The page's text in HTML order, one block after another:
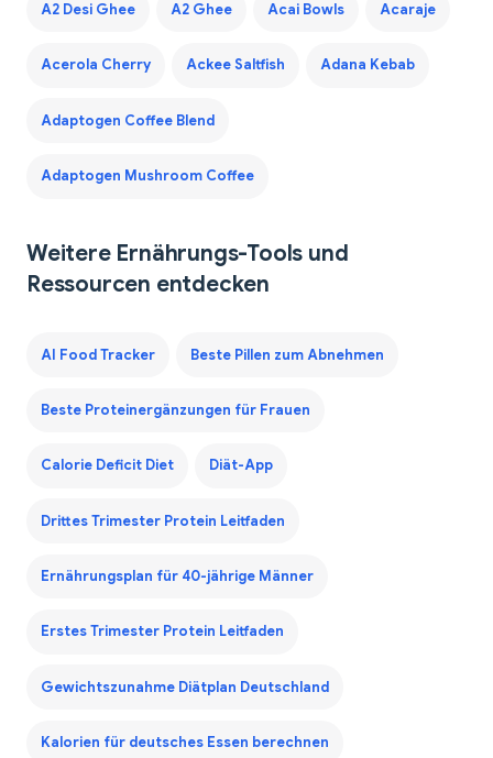
A2 Desi Ghee A2 Ghee Acai Bowls Acaraje
Acerola Cherry Ackee Saltfish Adana Kebab
Adaptogen Coffee Blend
Adaptogen Mushroom Coffee
Weitere Ernährungs-Tools und
Ressourcen entdecken
AI Food Tracker Beste Pillen zum Abnehmen
Beste Proteinergänzungen für Frauen
Calorie Deficit Diet Diät-App
Drittes Trimester Protein Leitfaden
Ernährungsplan für 40-jährige Männer
Erstes Trimester Protein Leitfaden
Gewichtszunahme Diätplan Deutschland
Kalorien für deutsches Essen berechnen